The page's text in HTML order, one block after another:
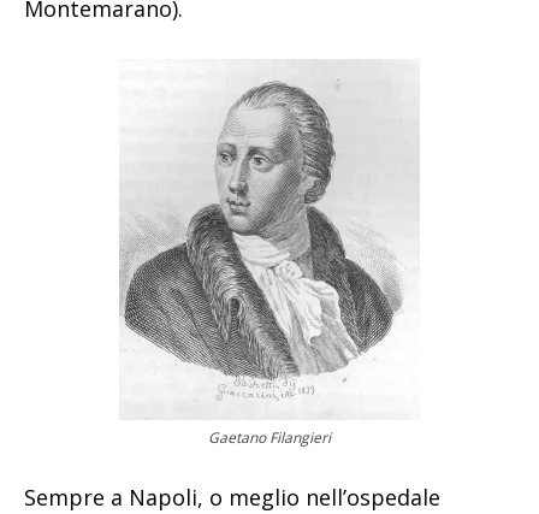
Montemarano).
Gaetano Filangieri
Sempre a Napoli, o meglio nell’ospedale